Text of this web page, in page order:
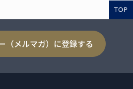
TOP
（メルマガ）に登録する